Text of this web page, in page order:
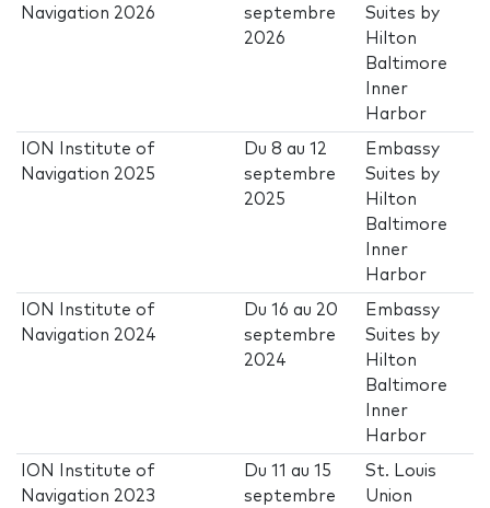
Navigation 2026
septembre
2026
Suites by
Hilton
Baltimore
Inner
Harbor
ION Institute of
Navigation 2025
Du8 au12
septembre
2025
Embassy
Suites by
Hilton
Baltimore
Inner
Harbor
ION Institute of
Navigation 2024
Du16 au 20
septembre
2024
Embassy
Suites by
Hilton
Baltimore
Inner
Harbor
ION Institute of
Navigation 2023
Du11 au15
septembre
St. Louis
Union